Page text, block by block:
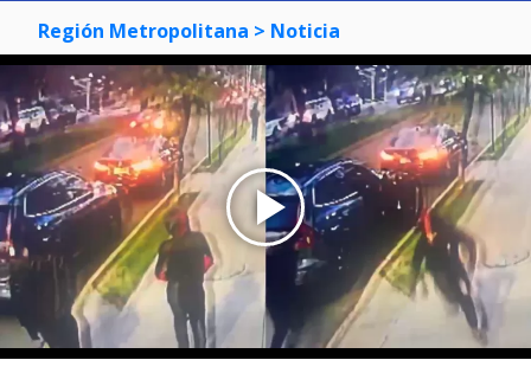
Región Metropolitana > Noticia